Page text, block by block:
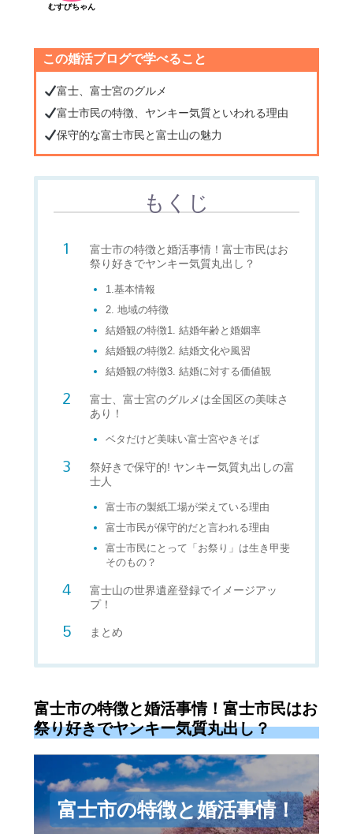
むすびちゃん
この婚活ブログで学べること
富士、富士宮のグルメ
富士市民の特徴、ヤンキー気質といわれる理由
保守的な富士市民と富士山の魅力
もくじ
富士市の特徴と婚活事情！富士市民はお
祭り好きでヤンキー気質丸出し？
1.基本情報
2. 地域の特徴
結婚観の特徴1. 結婚年齢と婚姻率
結婚観の特徴2. 結婚文化や風習
結婚観の特徴3. 結婚に対する価値観
富士、富士宮のグルメは全国区の美味さ
あり！
ベタだけど美味い富士宮やきそば
祭好きで保守的! ヤンキー気質丸出しの富
士人
富士市の製紙工場が栄えている理由
富士市民が保守的だと言われる理由
富士市民にとって「お祭り」は生き甲斐
そのもの？
富士山の世界遺産登録でイメージアッ
プ！
まとめ
富士市の特徴と婚活事情！富士市民はお
祭り好きでヤンキー気質丸出し？
富士市の特徴と婚活事情！